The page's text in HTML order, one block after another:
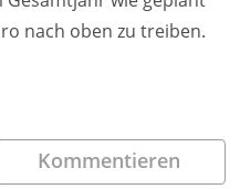
nach oben zu treiben.
Kommentieren